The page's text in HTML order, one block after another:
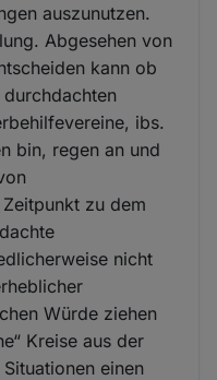
auszunutzen.
Abgesehen von
kann ob
ibs.
bin, regen an und
zu dem
nicht
Würde ziehen
Kreise aus der
einen